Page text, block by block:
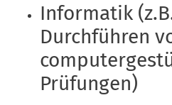
Informatik
Durchführen
Prüfungen)